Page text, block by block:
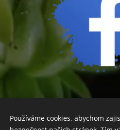
Používáme cookies, abychom